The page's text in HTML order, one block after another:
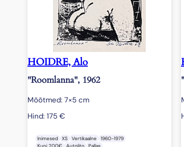
HOIDRE, Alo
"Roomlanna", 1962
Mõõtmed: 7×5 cm
Hind: 175 €
Inimesed XS Vertikaalne
1960-1979
Kuni 200€
Autolito Pallas